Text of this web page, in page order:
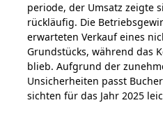
periode, der Umsatz zeigte
rück­läufig. Die
erwar­te­ten Verkauf eines
Grundstücks, wäh­rend das
blieb. Auf­grund der
Unsi­cher­hei­ten passt
sichten für das Jahr 2025